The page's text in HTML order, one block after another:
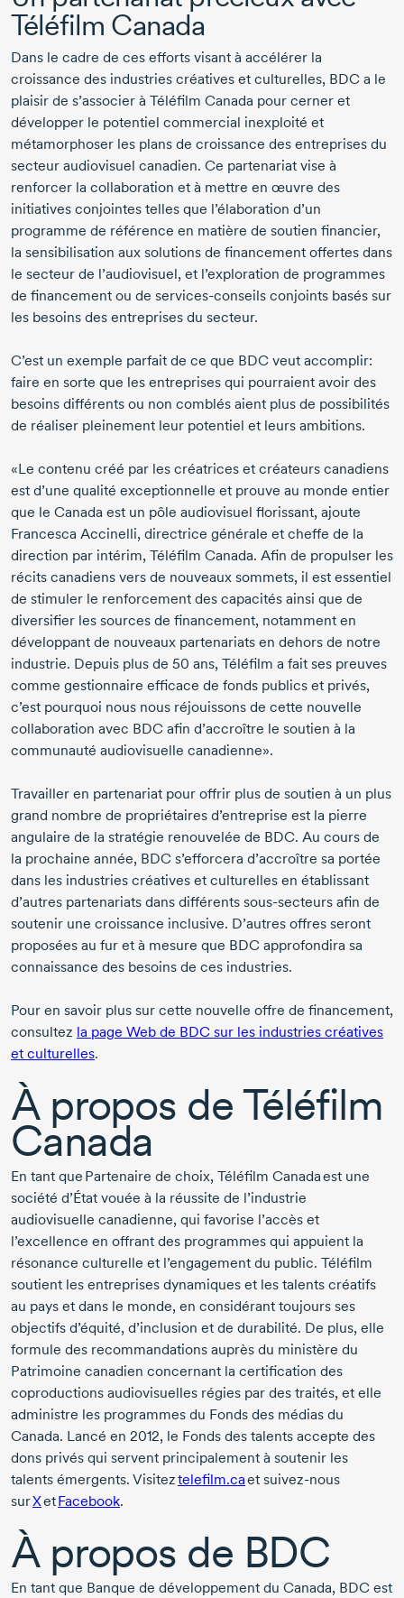
Téléfilm Canada
Dans le cadre de ces efforts visant à accélérer la
croissance des industries créatives et culturelles, BDC a le
plaisir de s’associer à Téléfilm Canada pour cerner et
développer le potentiel commercial inexploité et
métamorphoser les plans de croissance des entreprises du
secteur audiovisuel canadien. Ce partenariat vise à
renforcer la collaboration et à mettre en œuvre des
initiatives conjointes telles que l’élaboration d’un
programme de référence en matière de soutien financier,
la sensibilisation aux solutions de financement offertes dans
le secteur de l’audiovisuel, et l’exploration de programmes
de financement ou de services-conseils conjoints basés sur
les besoins des entreprises du secteur.
C’est un exemple parfait de ce que BDC veut accomplir:
faire en sorte que les entreprises qui pourraient avoir des
besoins différents ou non comblés aient plus de possibilités
de réaliser pleinement leur potentiel et leurs ambitions.
«Le contenu créé par les créatrices et créateurs canadiens
est d’une qualité exceptionnelle et prouve au monde entier
que le Canada est un pôle audiovisuel florissant, ajoute
Francesca Accinelli, directrice générale et cheffe de la
direction par intérim, Téléfilm Canada. Afin de propulser les
récits canadiens vers de nouveaux sommets, il est essentiel
de stimuler le renforcement des capacités ainsi que de
diversifier les sources de financement, notamment en
développant de nouveaux partenariats en dehors de notre
industrie. Depuis plus de 50 ans, Téléfilm a fait ses preuves
comme gestionnaire efficace de fonds publics et privés,
c’est pourquoi nous nous réjouissons de cette nouvelle
collaboration avec BDC afin d’accroître le soutien à la
communauté audiovisuelle canadienne».
Travailler en partenariat pour offrir plus de soutien à un plus
grand nombre de propriétaires d’entreprise est la pierre
angulaire de la stratégie renouvelée de BDC. Au cours de
la prochaine année, BDC s’efforcera d’accroître sa portée
dans les industries créatives et culturelles en établissant
d’autres partenariats dans différents sous-secteurs afin de
soutenir une croissance inclusive. D’autres offres seront
proposées au fur et à mesure que BDC approfondira sa
connaissance des besoins de ces industries.
Pour en savoir plus sur cette nouvelle offre de financement,
consultez la page Web de BDC sur les industries créatives
et culturelles.
À propos de Téléfilm
Canada
En tant que Partenaire de choix, Téléfilm Canada est une
société d’État vouée à la réussite de l’industrie
audiovisuelle canadienne, qui favorise l’accès et
l’excellence en offrant des programmes qui appuient la
résonance culturelle et l’engagement du public. Téléfilm
soutient les entreprises dynamiques et les talents créatifs
au pays et dans le monde, en considérant toujours ses
objectifs d’équité, d’inclusion et de durabilité. De plus, elle
formule des recommandations auprès du ministère du
Patrimoine canadien concernant la certification des
coproductions audiovisuelles régies par des traités, et elle
administre les programmes du Fonds des médias du
Canada. Lancé en 2012, le Fonds des talents accepte des
dons privés qui servent principalement à soutenir les
talents émergents. Visiteztelefilm.caet suivez-nous
surXetFacebook.
À propos de BDC
En tant que Banque de développement du Canada, BDC est